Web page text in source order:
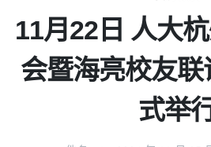
11月22日 人大
会暨海亮校友
式举